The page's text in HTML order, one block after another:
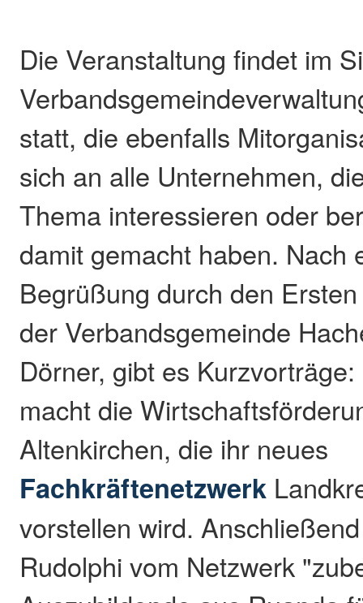
Die Veranstaltung findet im
statt, die ebenfalls
sich an alle Unternehmen,
Thema interessieren oder
damit gemacht haben. Nach
Begrüßung durch den
der Verbandsgemeinde
Dörner, gibt es
macht die
Altenkirchen, die ihr neues
Fachkräftenetzwerk
vorstellen wird.
Rudolphi vom Netzwerk